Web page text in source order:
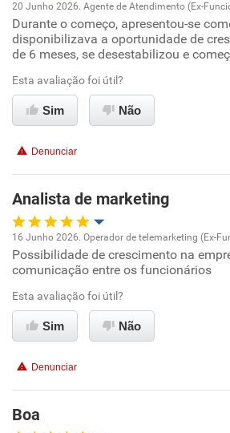
Recomenda a diretoria
Oportunidade de promoção
Ambiente de trabalho
Conciliação com a vida familiar
Não recomenda a diretoria
20 Junho 2026. Agente de Atendimento (Ex-
Durante o começo, apresentou-se
disponibilizava a oportunidade de
de 6 meses, se desestabilizou e
Esta avaliação foi útil?
Sim Não
Denunciar
Analista de marketing
Oportunidade de promoção
Ambiente de trabalho
Conciliação com a vida familiar
16 Junho 2026. Operador de telemarketing (Ex-
Possibilidade de crescimento na
comunicação entre os funcionários
Esta avaliação foi útil?
Sim Não
Denunciar
Boa